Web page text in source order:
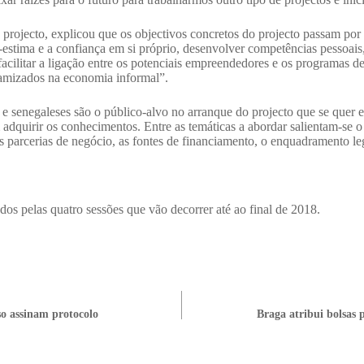
explicou que os objectivos concretos do projecto passam
e a confiança em si próprio, desenvolver competências
a ligação entre os potenciais empreendedores e os programas
na economia informal”.
senegaleses são o público-alvo no arranque do projecto que se quer
adquirir os conhecimentos.Entre as temáticas a abordar salientam-se
parcerias de negócio, as fontes de financiamento, o enquadramento
pelas quatro sessões que vão decorrer até ao final de 2018.
assinam protocolo Braga atribui bolsas